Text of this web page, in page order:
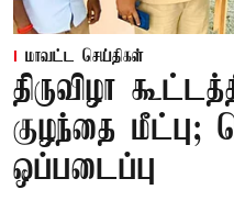
மாவட்ட செய்திகள்
திருவிழா
குழந்தை மீட்பு;
ஒப்படைப்பு